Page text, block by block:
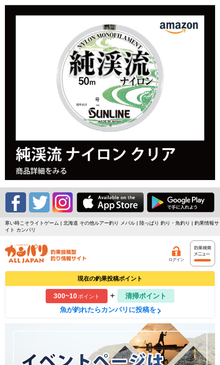
寒い時こそライトゲーム | 北海道 その他ルアー釣り メバル | 陸っぱり 釣り・魚釣り | 釣果情報サ
イト カンパリ
ログイン
現在の釣果投稿ポイント
300~10ポイント +
清掃ポイント
魚が釣れたらカンパリに投稿を